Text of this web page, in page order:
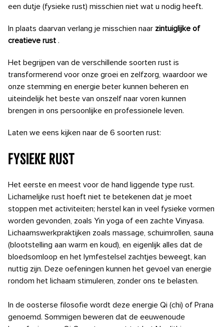
een dutje (fysieke rust) misschien niet wat u nodig heeft.
In plaats daarvan verlang je misschien naar zintuiglijke of
creatieve rust .
Het begrijpen van de verschillende soorten rust is
transformerend voor onze groei en zelfzorg, waardoor we
onze stemming en energie beter kunnen beheren en
uiteindelijk het beste van onszelf naar voren kunnen
brengen in ons persoonlijke en professionele leven.
Laten we eens kijken naar de 6 soorten rust:
Fysieke rust
Het eerste en meest voor de hand liggende type rust.
Lichamelijke rust hoeft niet te betekenen dat je moet
stoppen met activiteiten; herstel kan in veel fysieke vormen
worden gevonden, zoals Yin yoga of een zachte Vinyasa.
Lichaamswerkpraktijken zoals massage, schuimrollen, sauna
(blootstelling aan warm en koud), en eigenlijk alles dat de
bloedsomloop en het lymfestelsel zachtjes beweegt, kan
nuttig zijn. Deze oefeningen kunnen het gevoel van energie
rondom het lichaam stimuleren, zonder ons te belasten.
In de oosterse filosofie wordt deze energie Qi (chi) of Prana
genoemd. Sommigen beweren dat de eeuwenoude